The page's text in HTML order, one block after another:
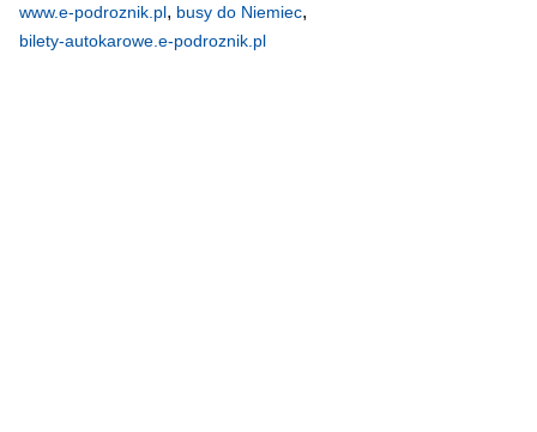
www.e-podroznik.pl, busy do Niemiec,
bilety-autokarowe.e-podroznik.pl